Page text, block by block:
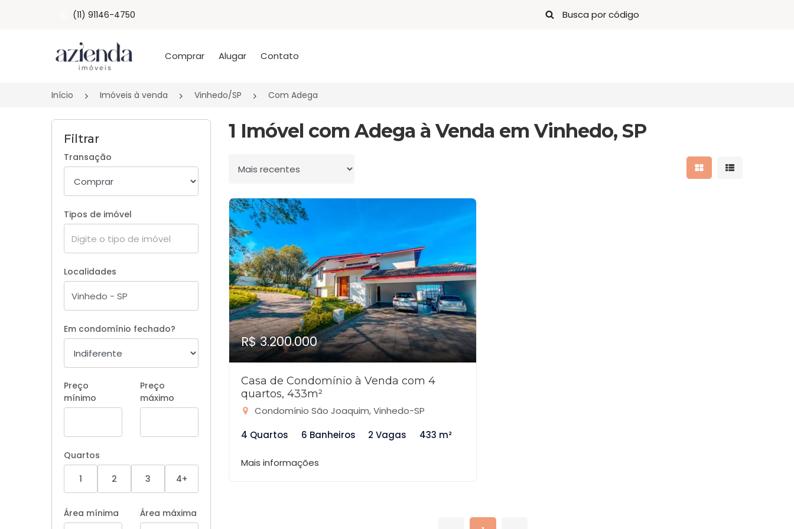
(11) 91146-4750
Página inicial
Comprar Alugar Contato
Início Imóveis à venda Vinhedo/SP Com Adega
Filtrar
Transação
Tipos de imóvel
Localidades
Em condomínio fechado?
Preço
mínimo
Preço
máximo
Quartos
1
2 3 4+
Área mínima Área máxima
1 Imóvel com Adega à Venda em Vinhedo, SP
Ordenar por Mostrar resultados
Mostrar
R$ 3.200.000
Casa de Condomínio à Venda com 4
quartos, 433m²
Condomínio São Joaquim, Vinhedo-SP
4 Quartos
6 Banheiros 2 Vagas 433 m²
Mais informações